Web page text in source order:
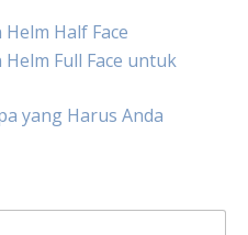
Half Face
Full Face untuk
yang Harus Anda